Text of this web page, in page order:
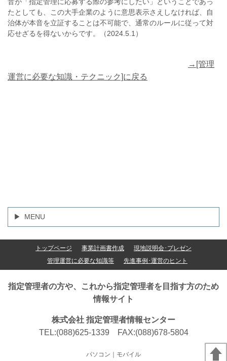
たとしても、この大手企業のように意思表示さえしなければ、自
治体が本音を立証することは不可能で、通常のルールに従って対
応せざるを得ないからです。（2024.5.1）
→[管理
運営に必要な知識・テクニック]に戻る
MENU
トップページ 事業計画書作成
現地説明会･プレゼン
管理運営に必要な知識等
先進事例･運営のヒント
指定管理者の方や、これから指定管理者を目指す方のため
情報サイト
株式会社 指定管理者情報センター
TEL:(088)625-1339 FAX:(088)678-5804
パソコン ｜モバイル